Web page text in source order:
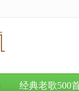
经典老歌500